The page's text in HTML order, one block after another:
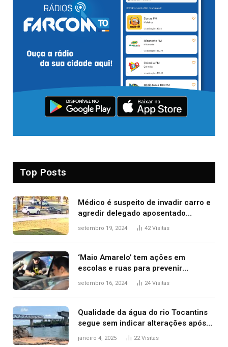
Top Posts
Médico é suspeito de invadir carro e
agredir delegado aposentado
durante confusão no trânsito
setembro 19, 2024 42Visitas
‘Maio Amarelo’ tem ações em
escolas e ruas para prevenir
acidentes no trânsito no AP
setembro 16, 2024 24 Visitas
Qualidade da água do rio Tocantins
segue sem indicar alterações após
desabamento da ponte entre MA e
janeiro 4, 2025 22Visitas